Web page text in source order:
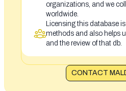
organizations, and we
worldwide.
Licensing this database
methods and also helps
and the review of that db.
CONTACT